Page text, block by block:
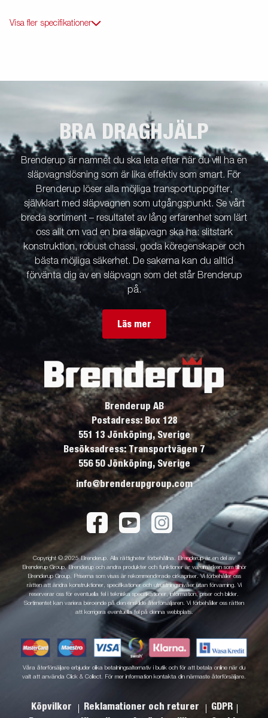
Visa fler specifikationer
BRA DRAGHJÄLP
Brenderup är namnet du ska leta efter när du vill ha en
släpvagnslösning som är lika effektiv som smart. För
Brenderup löser alla möjliga transportuppgifter,
självklart med släpvagnen som utgångspunkt. Se vårt
breda sortiment – resultatet av lång erfarenhet som lärt
oss allt om vad en bra släpvagn ska ha: slitstark
konstruktion, robust chassi, goda köregenskaper och
bästa möjliga säkerhet. De sakerna kan du alltid
förvänta dig av en släpvagn som det står Brenderup
på.
Läs mer
Brenderup AB
Postadress: Box 128
551 13 Jönköping, Sverige
Besöksadress: Transportvägen 7
556 50 Jönköping, Sverige
info@brenderupgroup.com
Copyright © 2025 Brenderup. Alla rättigheter förbehållna. Brenderup är en del av
Brenderup Group. Brenderup och andra produkter och funktioner är varumärken som tillhör
Brenderup Group. Priserna som visas är rekommenderade cirkapriser. Vi förbehåller oss
rätten att ändra konstruktioner, specifikationer och utrustningsnivåer utan förvarning. Vi
reserverar oss för eventuella fel i tekniska specifikationer, information, priser och bilder.
Sortimentet kan variera beroende på den enskilde återförsäljaren. Vi förbehåller oss rätten
att korrigera eventuella fel på denna webbplats.
Våra återförsäljare erbjuder olika betalningsalternativ i butik och för att betala online när du
valt att använda Click & Collect. För mer information kontakta din närmaste återförsäljare.
Köpvilkor Reklamationer och returer
GDPR